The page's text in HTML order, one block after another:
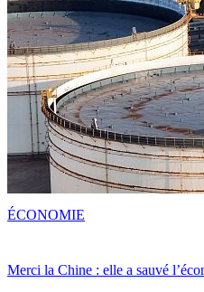
Merci la Chine : elle a sauvé
ÉCONOMIE